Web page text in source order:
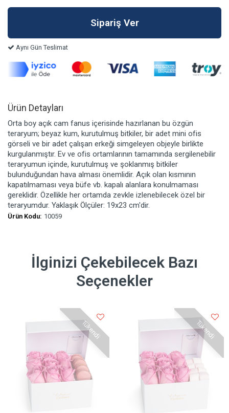
Aynı Gün Teslimat
Ürün Detayları
Orta boy açık cam fanus içerisinde hazırlanan bu özgün
teraryum; beyaz kum, kurutulmuş bitkiler, bir adet mini ofis
görseli ve bir adet çalışan erkeği simgeleyen objeyle birlikte
kurgulanmıştır. Ev ve ofis ortamlarının tamamında sergilenebilir
teraryumun içinde, kurutulmuş ve şoklanmış bitkiler
bulunduğundan hava alması önemlidir. Açık olan kısmının
kapatılmaması veya büfe vb. kapalı alanlara konulmaması
gereklidir. Özellikle her ortamda zevkle izlenebilecek özel bir
teraryumdur. Yaklaşık Ölçüler: 19x23 cm'dir.
Ürün Kodu: 10059
İlginizi Çekebilecek Bazı
Seçenekler
Tükendi Tükendi